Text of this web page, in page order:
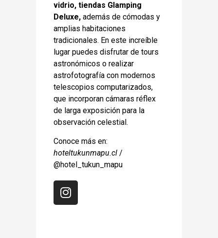
vidrio, tiendas Glamping
Deluxe, además de cómodas y
amplias habitaciones
tradicionales. En este increíble
lugar puedes disfrutar de tours
astronómicos o realizar
astrofotografía con modernos
telescopios computarizados,
que incorporan cámaras réflex
de larga exposición para la
observación celestial.
Conoce más en:
hoteltukunmapu.cl /
@hotel_tukun_mapu